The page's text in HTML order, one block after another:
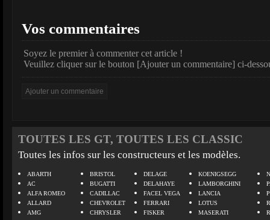
Vos commentaires
Soyez le premier à commenter cet article !
Veuillez cliquer sur le bouton [Ajouter un commentaire] ci-
TOUTES LES GT, TOUTES LES CLASSIC
Toutes les infos sur les constructeurs et les modèles.
ABARTH
AC
ALFA ROMEO
ALLARD
AMG
BRISTOL
BUGATTI
CADILLAC
CHEVROLET
CHRYSLER
DELAGE
DELAHAYE
FACEL VEGA
FERRARI
FISKER
KOENIGSEGG
LAMBORGHINI
LANCIA
LOTUS
MASERATI